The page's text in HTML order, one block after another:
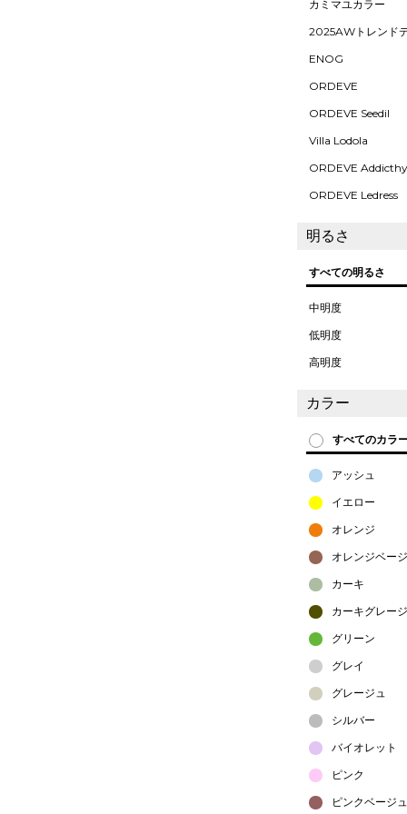
カミマユカラー
2025AWトレンド
ENOG
ORDEVE
ORDEVE Seedil
Villa Lodola
ORDEVE Addicthy
ORDEVE Ledress
明るさ
すべての明るさ
中明度
低明度
高明度
カラー
すべてのカラ
アッシュ
イエロー
オレンジ
オレンジベー
カーキ
カーキグレー
グリーン
グレイ
グレージュ
シルバー
バイオレット
ピンク
ピンクベージュ